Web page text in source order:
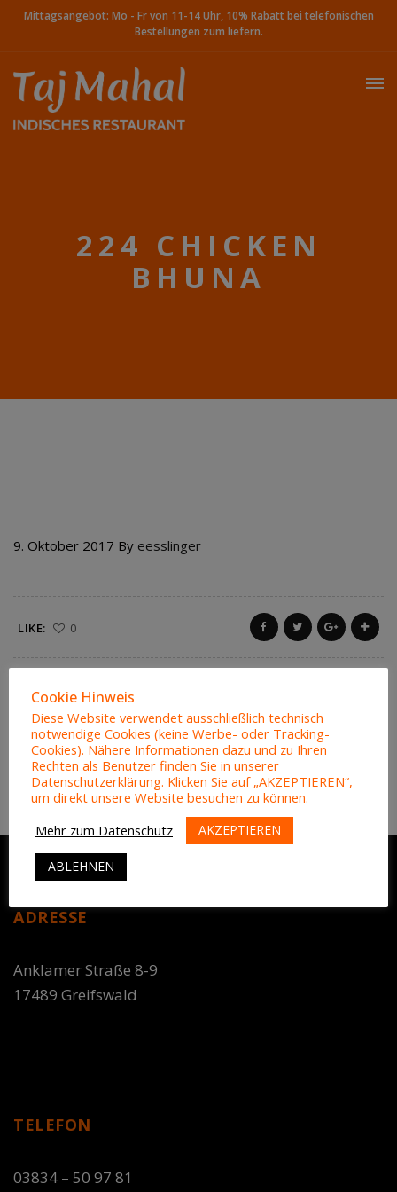
Mittagsangebot: Mo - Fr von 11-14 Uhr, 10% Rabatt bei telefonischen
Bestellungen zum liefern.
224 CHICKEN
BHUNA
9. Oktober 2017 By eesslinger
LIKE: 0
ADRESSE
Anklamer Straße 8-9
17489 Greifswald
TELEFON
03834 – 50 97 81
Cookie Hinweis
Diese Website verwendet ausschließlich technisch
notwendige Cookies (keine Werbe- oder Tracking-
Cookies). Nähere Informationen dazu und zu Ihren
Rechten als Benutzer finden Sie in unserer
Datenschutzerklärung. Klicken Sie auf „AKZEPTIEREN“,
um direkt unsere Website besuchen zu können.
Mehr zum Datenschutz
AKZEPTIEREN
ABLEHNEN